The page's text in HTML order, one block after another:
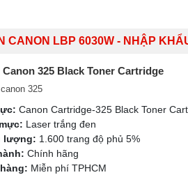
CANON LBP 6030W - NHẬP
Canon 325 Black Toner Cartridge
325
Canon Cartridge-325 Black Toner
Laser trắng đen
lượng: 1.600 trang độ phủ 5%
Chính hãng
Miễn phí TPHCM